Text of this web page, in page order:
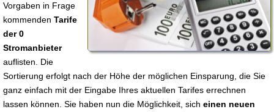
Vorgaben in Frage
kommenden Tarife
der 0
Stromanbieter
auflisten. Die
Sortierung erfolgt nach der Höhe der möglichen Einsparung, die Sie
ganz einfach mit der Eingabe Ihres aktuellen Tarifes errechnen
lassen können. Sie haben nun die Möglichkeit, sich einen neuen